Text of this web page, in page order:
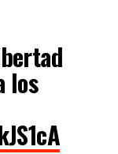
los